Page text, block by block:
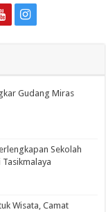
Gudang Miras
Sekolah
Wisata, Camat